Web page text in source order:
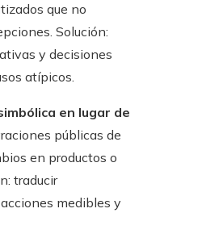
que no
Solución:
y decisiones
atípicos.
en lugar de
públicas de
en productos o
traducir
medibles y